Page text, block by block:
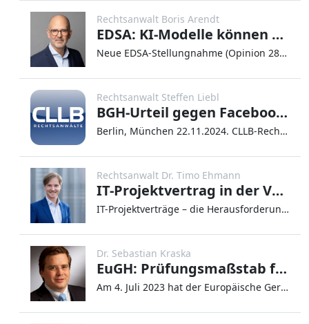
Rechtsanwalt Boris Arendt
EDSA: KI-Modelle können personenbezogene Daten enthalten
Neue EDSA-Stellungnahme (Opinion 28/2024) zur Verarbeitung personenbezogener Daten in KI-ModellenDie rasante Entwicklung
Rechtsanwalt Steffen Liebl
BGH-Urteil gegen Facebook nach Datendiebstahl
Berlin, München 22.11.2024. CLLB-Rechtsanwälte berichteten bereits über das Datenleck bei Facebook und di
Rechtsanwalt Dr. Timo Ehmann
IT-Projektvertrag in der Vertragsgestaltung - Quadratur des Kreises
IT-Projektverträge – die Herausforderung eines dynamischen Ziels Die Durchführung eines IT-Projekts glei
Dr. Sebastian Kraska
EuGH: Prüfungsmaßstab für das berechtigte Interesse nach Art. 6 Abs. 1 lit. f DSGVO
Am 4. Juli 2023 hat der Europäische Gerichtshof (EuGH) ein Urteil gefällt, das Auswirkungen auf Meta-Plattformen (auch b